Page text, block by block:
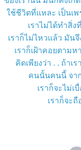
ช้ชีวิตที่แหละ เป็นเพ
เราไม่ได้ทำสิ่
เราก็ไม่ไหวแล้ว มัน
เราก็เฝ้าคอยตามห
คิดเพียงว่า . . ถ้าเ
คนนั้นคนนี้ จาก
เราก็จะไม่เ
เราก็จะ